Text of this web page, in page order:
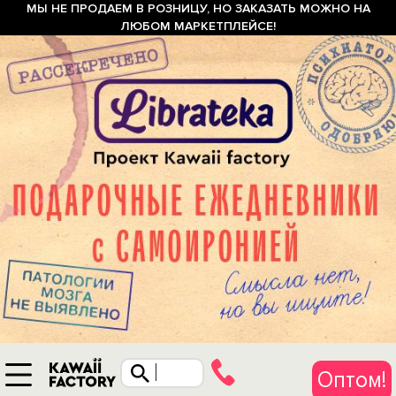
МЫ НЕ ПРОДАЕМ В РОЗНИЦУ, НО ЗАКАЗАТЬ МОЖНО НА
ЛЮБОМ МАРКЕТПЛЕЙСЕ!
Оптом!